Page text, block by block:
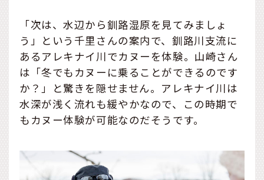
「次は、水辺から釧路湿原を見てみましょ
う」という千里さんの案内で、釧路川支流に
あるアレキナイ川でカヌーを体験。山崎さん
は「冬でもカヌーに乗ることができるのです
か？」と驚きを隠せません。アレキナイ川は
水深が浅く流れも緩やかなので、この時期で
もカヌー体験が可能なのだそうです。